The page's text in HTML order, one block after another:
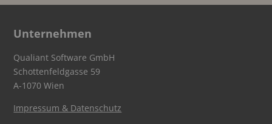
Unternehmen
Qualiant Software GmbH
Schottenfeldgasse 59
A-1070 Wien
Impressum & Datenschutz